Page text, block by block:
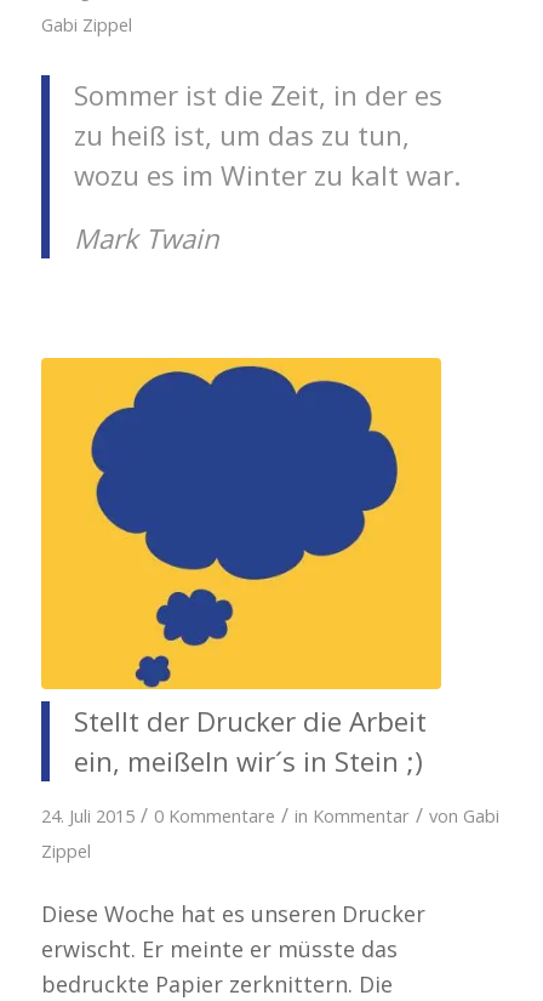
Gabi Zippel
Sommer ist die Zeit, in der es
zu heiß ist, um das zu tun,
wozu es im Winter zu kalt war.
Mark Twain
Stellt der Drucker die Arbeit
ein, meißeln wir´s in Stein ;)
24. Juli 2015 / 0 Kommentare / in Kommentar / von Gabi
Zippel
Diese Woche hat es unseren Drucker
erwischt. Er meinte er müsste das
bedruckte Papier zerknittern. Die